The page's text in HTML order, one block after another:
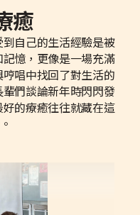
癒
自己的生活經驗是被
憶，更像是一場充滿
唱中找回了對生活的
們談論新年時閃閃發
的療癒往往就藏在這